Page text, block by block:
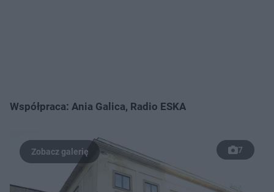
Współpraca: Ania Galica, Radio ESKA
7